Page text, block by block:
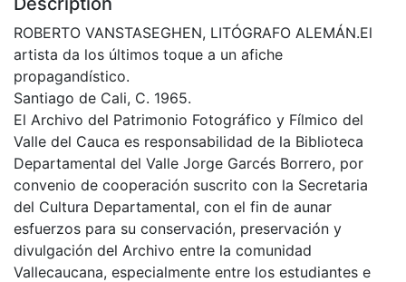
ROBERTO VANSTASEGHEN, LITÓGRAFO ALEMÁN.El
artista da los últimos toque a un afiche
propagandístico.
Santiago de Cali, C. 1965.
El Archivo del Patrimonio Fotográfico y Fílmico del
Valle del Cauca es responsabilidad de la Biblioteca
Departamental del Valle Jorge Garcés Borrero, por
convenio de cooperación suscrito con la Secretaria
del Cultura Departamental, con el fin de aunar
esfuerzos para su conservación, preservación y
divulgación del Archivo entre la comunidad
Vallecaucana, especialmente entre los estudiantes e